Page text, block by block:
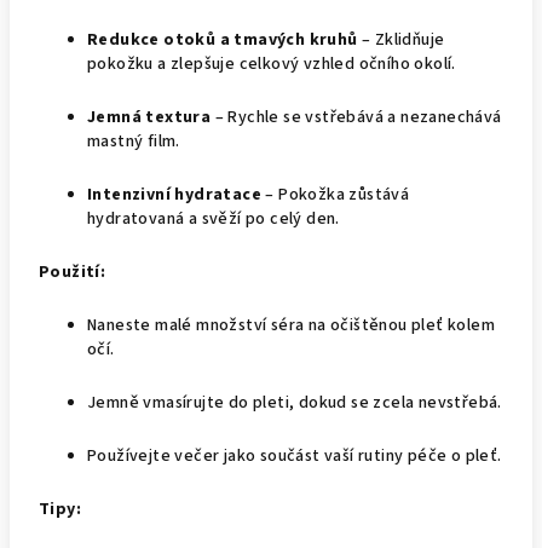
Redukce otoků a tmavých kruhů – Zklidňuje
pokožku a zlepšuje celkový vzhled očního okolí.
Jemná textura – Rychle se vstřebává a nezanechává
mastný film.
Intenzivní hydratace – Pokožka zůstává
hydratovaná a svěží po celý den.
Použití:
Naneste malé množství séra na očištěnou pleť kolem
očí.
Jemně vmasírujte do pleti, dokud se zcela nevstřebá.
Používejte večer jako součást vaší rutiny péče o pleť.
Tipy: